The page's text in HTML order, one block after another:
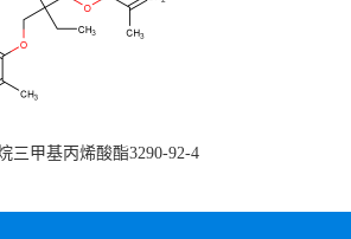
三甲基丙烯酸酯3290-92-4